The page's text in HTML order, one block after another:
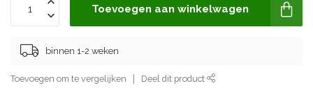
Toevoegen aan winkelwagen
binnen 1-2 weken
Toevoegen om te vergelijken Deel dit product